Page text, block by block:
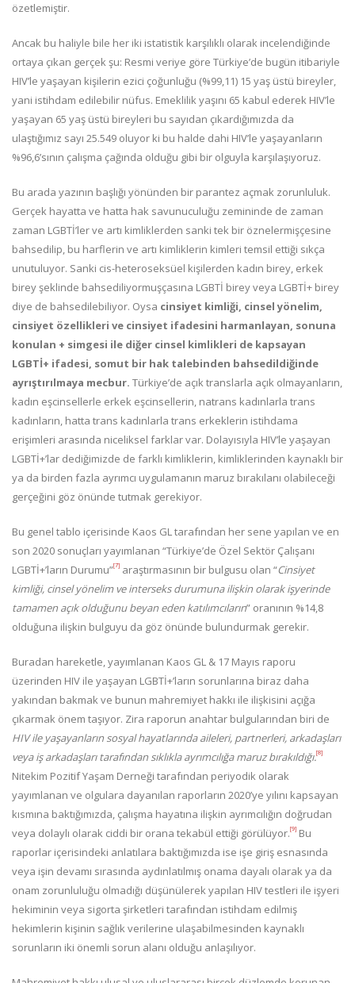
özetlemiştir.
Ancak bu haliyle bile her iki istatistik karşılıklı olarak incelendiğinde
ortaya çıkan gerçek şu: Resmi veriye göre Türkiye’de bugün itibariyle
HIV’le yaşayan kişilerin ezici çoğunluğu (%99,11) 15 yaş üstü bireyler,
yani istihdam edilebilir nüfus. Emeklilik yaşını 65 kabul ederek HIV’le
yaşayan 65 yaş üstü bireyleri bu sayıdan çıkardığımızda da
ulaştığımız sayı 25.549 oluyor ki bu halde dahi HIV’le yaşayanların
%96,6’sının çalışma çağında olduğu gibi bir olguyla karşılaşıyoruz.
Bu arada yazının başlığı yönünden bir parantez açmak zorunluluk.
Gerçek hayatta ve hatta hak savunuculuğu zemininde de zaman
zaman LGBTİ’ler ve artı kimliklerden sanki tek bir öznelermişçesine
bahsedilip, bu harflerin ve artı kimliklerin kimleri temsil ettiği sıkça
unutuluyor. Sanki cis-heteroseksüel kişilerden kadın birey, erkek
birey şeklinde bahsediliyormuşçasına LGBTİ birey veya LGBTİ+ birey
diye de bahsedilebiliyor. Oysa cinsiyet kimliği, cinsel yönelim,
cinsiyet özellikleri ve cinsiyet ifadesini harmanlayan, sonuna
konulan + simgesi ile diğer cinsel kimlikleri de kapsayan
LGBTİ+ ifadesi, somut bir hak talebinden bahsedildiğinde
ayrıştırılmaya mecbur. Türkiye’de açık translarla açık olmayanların,
kadın eşcinsellerle erkek eşcinsellerin, natrans kadınlarla trans
kadınların, hatta trans kadınlarla trans erkeklerin istihdama
erişimleri arasında niceliksel farklar var. Dolayısıyla HIV’le yaşayan
LGBTİ+’lar dediğimizde de farklı kimliklerin, kimliklerinden kaynaklı bir
ya da birden fazla ayrımcı uygulamanın maruz bırakılanı olabileceği
gerçeğini göz önünde tutmak gerekiyor.
Bu genel tablo içerisinde Kaos GL tarafından her sene yapılan ve en
son 2020 sonuçları yayımlanan “Türkiye’de Özel Sektör Çalışanı
LGBTİ+’ların Durumu”[7] araştırmasının bir bulgusu olan “Cinsiyet
kimliği, cinsel yönelim ve interseks durumuna ilişkin olarak işyerinde
tamamen açık olduğunu beyan eden katılımcıların” oranının %14,8
olduğuna ilişkin bulguyu da göz önünde bulundurmak gerekir.
Buradan hareketle, yayımlanan Kaos GL & 17 Mayıs raporu
üzerinden HIV ile yaşayan LGBTİ+’ların sorunlarına biraz daha
yakından bakmak ve bunun mahremiyet hakkı ile ilişkisini açığa
çıkarmak önem taşıyor. Zira raporun anahtar bulgularından biri de
HIV ile yaşayanların sosyal hayatlarında aileleri, partnerleri, arkadaşları
veya iş arkadaşları tarafından sıklıkla ayrımcılığa maruz bırakıldığı.[8]
Nitekim Pozitif Yaşam Derneği tarafından periyodik olarak
yayımlanan ve olgulara dayanılan raporların 2020’ye yılını kapsayan
kısmına baktığımızda, çalışma hayatına ilişkin ayrımcılığın doğrudan
veya dolaylı olarak ciddi bir orana tekabül ettiği görülüyor.[9] Bu
raporlar içerisindeki anlatılara baktığımızda ise işe giriş esnasında
veya işin devamı sırasında aydınlatılmış onama dayalı olarak ya da
onam zorunluluğu olmadığı düşünülerek yapılan HIV testleri ile işyeri
hekiminin veya sigorta şirketleri tarafından istihdam edilmiş
hekimlerin kişinin sağlık verilerine ulaşabilmesinden kaynaklı
sorunların iki önemli sorun alanı olduğu anlaşılıyor.